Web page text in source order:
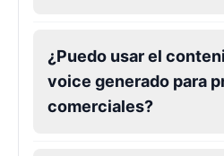
¿Puedo usar el
voice generado para
comerciales?